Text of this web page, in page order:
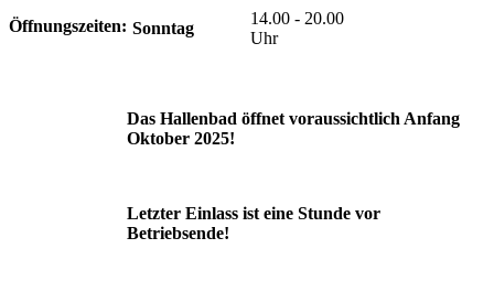
Öffnungszeiten: Sonntag
14.00 - 20.00
Uhr
Das Hallenbad öffnet voraussichtlich Anfang
Oktober 2025!
Letzter Einlass ist eine Stunde vor
Betriebsende!